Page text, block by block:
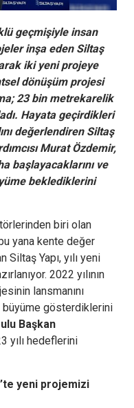
geçmişiyle insan
inşa eden Siltaş
iki yeni projeye
dönüşüm projesi
23 bin metrekarelik
Hayata geçirdikleri
değerlendiren Siltaş
Murat Özdemir,
başlayacaklarını ve
beklediklerini
biri olan
yana kente değer
Yapı, yılı yeni
2022 yılının
lansmanını
gösterdiklerini
Başkan
yılı hedeflerini
yeni projemizi